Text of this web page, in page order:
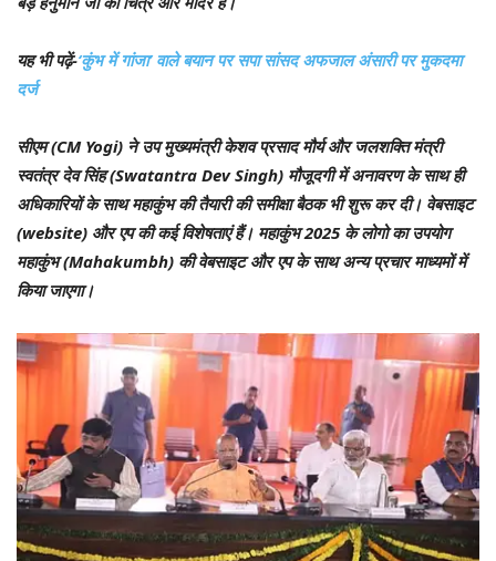
यह भी पढ़ें-‘कुंभ में गांजा’ वाले बयान पर सपा सांसद अफजाल अंसारी पर मुकदमा
दर्ज
सीएम (CM Yogi) ने उप मुख्यमंत्री केशव प्रसाद मौर्य और जलशक्ति मंत्री
स्वतंत्र देव सिंह (Swatantra Dev Singh) मौजूदगी में अनावरण के साथ ही
अधिकारियों के साथ महाकुंभ की तैयारी की समीक्षा बैठक भी शुरू कर दी। वेबसाइट
(website) और एप की कई विशेषताएं हैं। महाकुंभ 2025 के लोगो का उपयोग
महाकुंभ (Mahakumbh) की वेबसाइट और एप के साथ अन्य प्रचार माध्यमों में
किया जाएगा।